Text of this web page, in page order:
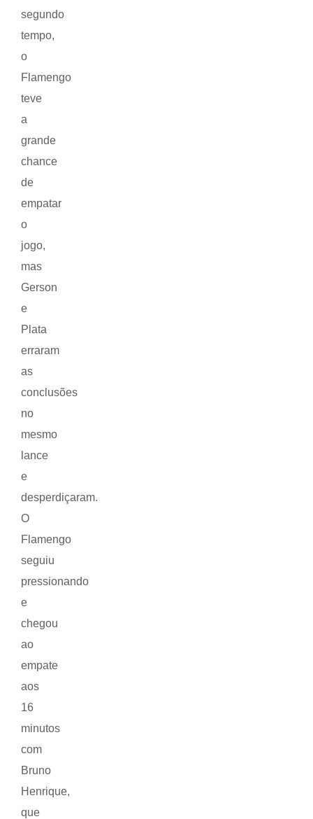
segundo
tempo,
o
Flamengo
teve
a
grande
chance
de
empatar
o
jogo,
mas
Gerson
e
Plata
erraram
as
conclusões
no
mesmo
lance
e
desperdiçaram.
O
Flamengo
seguiu
pressionando
e
chegou
ao
empate
aos
16
minutos
com
Bruno
Henrique,
que